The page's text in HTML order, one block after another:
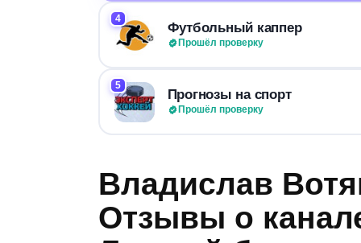
4
Футбольный каппер
Прошёл проверку
5
Прогнозы на спорт
Прошёл проверку
Владислав
Отзывы о